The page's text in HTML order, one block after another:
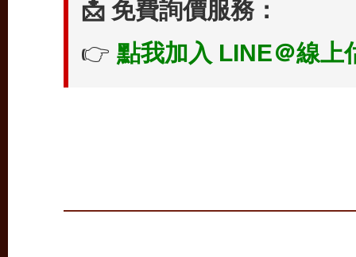
📩 免費詢價服務：
👉 點我加入 LINE＠線上